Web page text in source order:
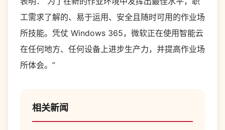
工需求了解的、易于运用、安全且随时可用的作业场
所技能。凭仗 Windows 365，微软正在使用智能云
在任何地方、任何设备上进步生产力，并提高作业场
所体会。”
相关新闻